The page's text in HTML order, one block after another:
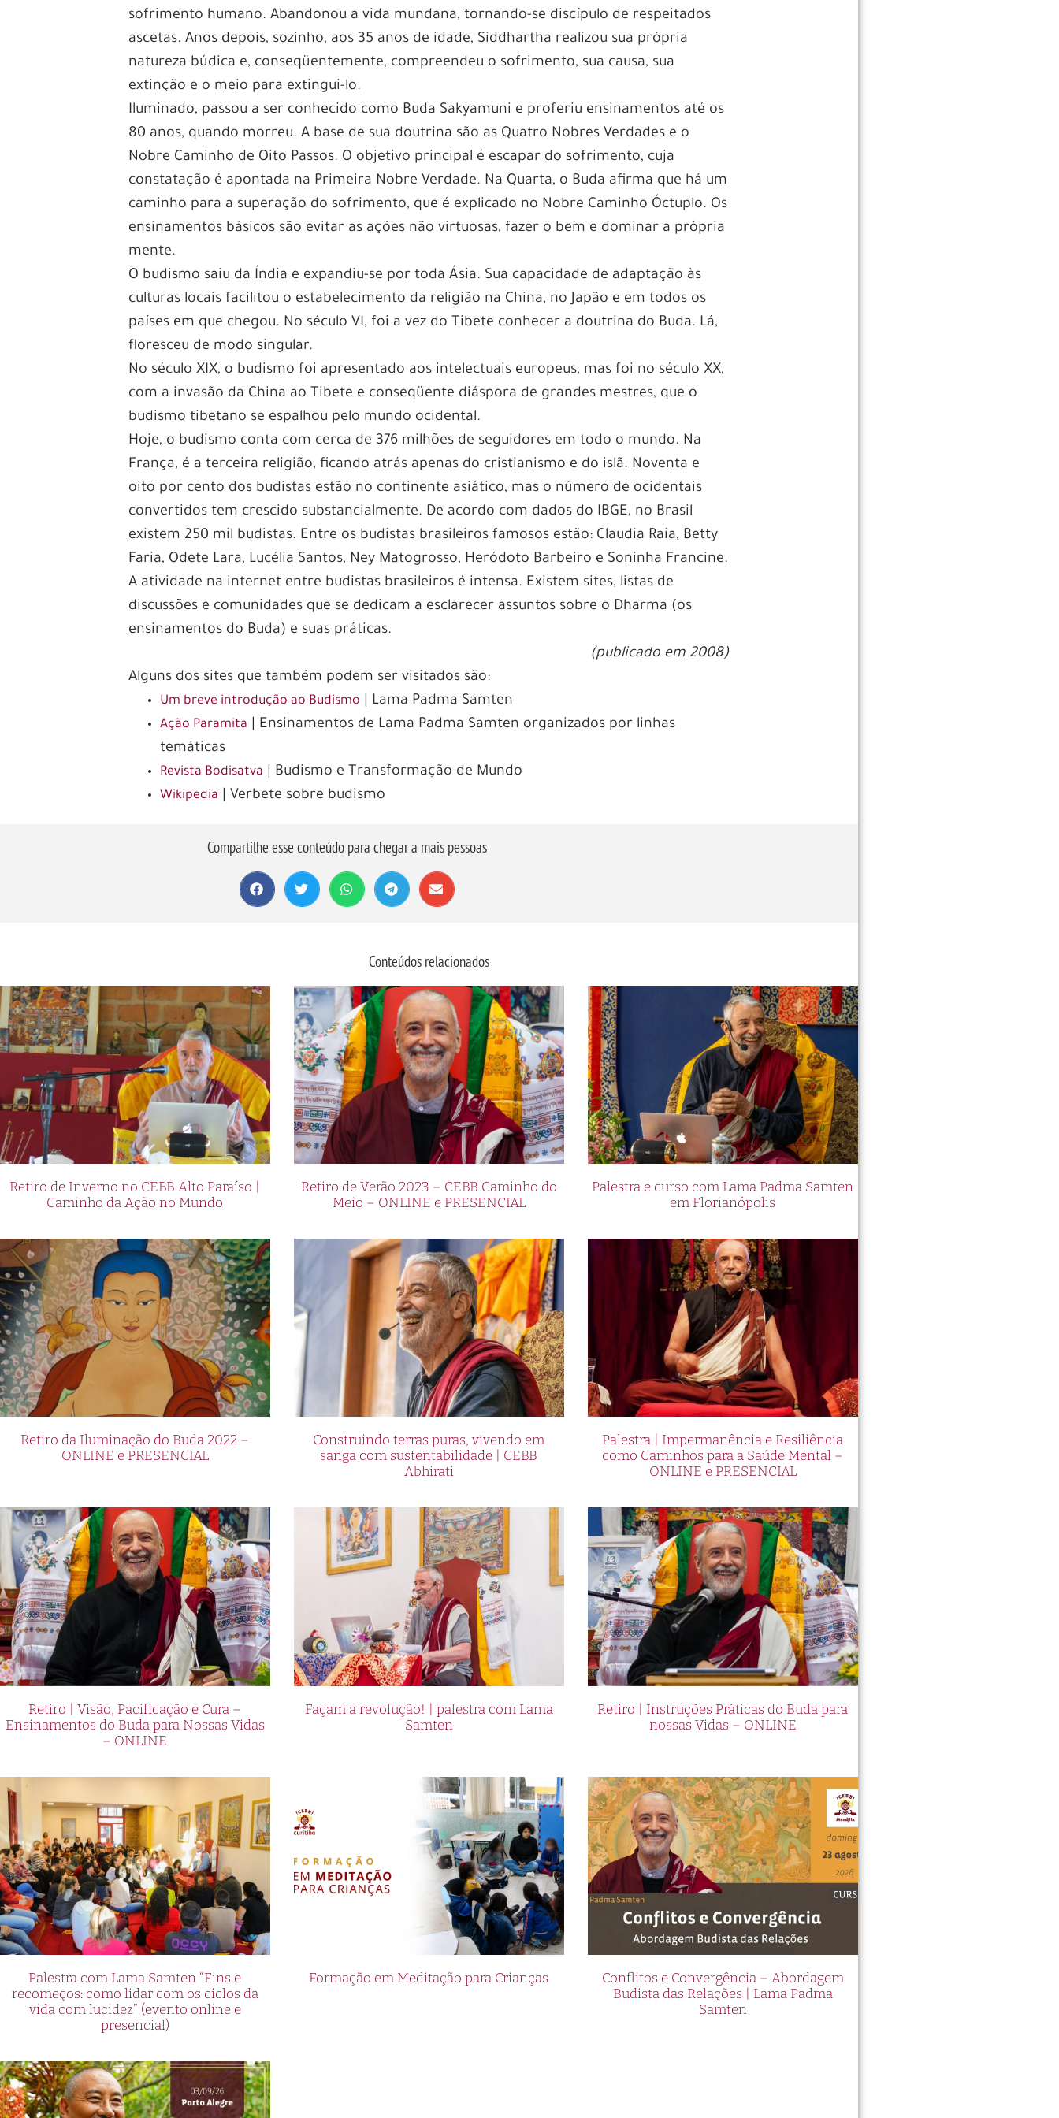
sofrimento humano. Abandonou a vida mundana, tornando-se discípulo de respeitados
ascetas. Anos depois, sozinho, aos 35 anos de idade, Siddhartha realizou sua própria
natureza búdica e, conseqüentemente, compreendeu o sofrimento, sua causa, sua
extinção e o meio para extingui-lo.
Iluminado, passou a ser conhecido como Buda Sakyamuni e proferiu ensinamentos até os
80 anos, quando morreu. A base de sua doutrina são as Quatro Nobres Verdades e o
Nobre Caminho de Oito Passos. O objetivo principal é escapar do sofrimento, cuja
constatação é apontada na Primeira Nobre Verdade. Na Quarta, o Buda afirma que há um
caminho para a superação do sofrimento, que é explicado no Nobre Caminho Óctuplo. Os
ensinamentos básicos são evitar as ações não virtuosas, fazer o bem e dominar a própria
mente.
O budismo saiu da Índia e expandiu-se por toda Ásia. Sua capacidade de adaptação às
culturas locais facilitou o estabelecimento da religião na China, no Japão e em todos os
países em que chegou. No século VI, foi a vez do Tibete conhecer a doutrina do Buda. Lá,
floresceu de modo singular.
No século XIX, o budismo foi apresentado aos intelectuais europeus, mas foi no século XX,
com a invasão da China ao Tibete e conseqüente diáspora de grandes mestres, que o
budismo tibetano se espalhou pelo mundo ocidental.
Hoje, o budismo conta com cerca de 376 milhões de seguidores em todo o mundo. Na
França, é a terceira religião, ficando atrás apenas do cristianismo e do islã. Noventa e
oito por cento dos budistas estão no continente asiático, mas o número de ocidentais
convertidos tem crescido substancialmente. De acordo com dados do IBGE, no Brasil
existem 250 mil budistas. Entre os budistas brasileiros famosos estão: Claudia Raia, Betty
Faria, Odete Lara, Lucélia Santos, Ney Matogrosso, Heródoto Barbeiro e Soninha Francine.
A atividade na internet entre budistas brasileiros é intensa. Existem sites, listas de
discussões e comunidades que se dedicam a esclarecer assuntos sobre o Dharma (os
ensinamentos do Buda) e suas práticas.
(publicado em 2008)
Alguns dos sites que também podem ser visitados são:
Um breve introdução ao Budismo | Lama Padma Samten
Ação Paramita
| Ensinamentos de Lama Padma Samten organizados por linhas
temáticas
Revista Bodisatva | Budismo e Transformação de Mundo
Wikipedia | Verbete sobre budismo
Compartilhe esse conteúdo para chegar a mais pessoas
Conteúdos relacionados
Retiro de Inverno no CEBB Alto Paraíso |
Caminho da Ação no Mundo
Retiro de Verão 2023 – CEBB Caminho do
Meio – ONLINE e PRESENCIAL
Palestra e curso com Lama Padma Samten
em Florianópolis
Retiro da Iluminação do Buda 2022 –
ONLINE e PRESENCIAL
Construindo terras puras, vivendo em
sanga com sustentabilidade | CEBB
Abhirati
Palestra | Impermanência e Resiliência
como Caminhos para a Saúde Mental –
ONLINE e PRESENCIAL
Retiro | Visão, Pacificação e Cura –
Ensinamentos do Buda para Nossas Vidas
– ONLINE
Façam a revolução! | palestra com Lama
Samten
Retiro | Instruções Práticas do Buda para
nossas Vidas – ONLINE
Palestra com Lama Samten “Fins e
recomeços: como lidar com os ciclos da
vida com lucidez” (evento online e
presencial)
Formação em Meditação para Crianças
Conflitos e Convergência – Abordagem
Budista das Relações | Lama Padma
Samten